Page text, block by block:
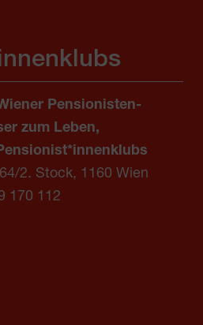
Pensionisten-
zum Leben,
2. Stock, 1160 Wien
170 112